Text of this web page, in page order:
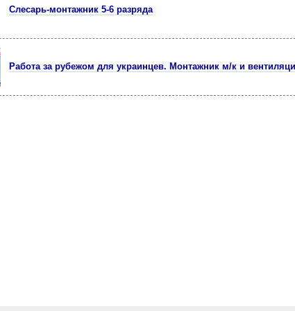
Слесарь-монтажник 5-6 разрядa
Работа за рубежом для украинцев. Монтажник м/к и